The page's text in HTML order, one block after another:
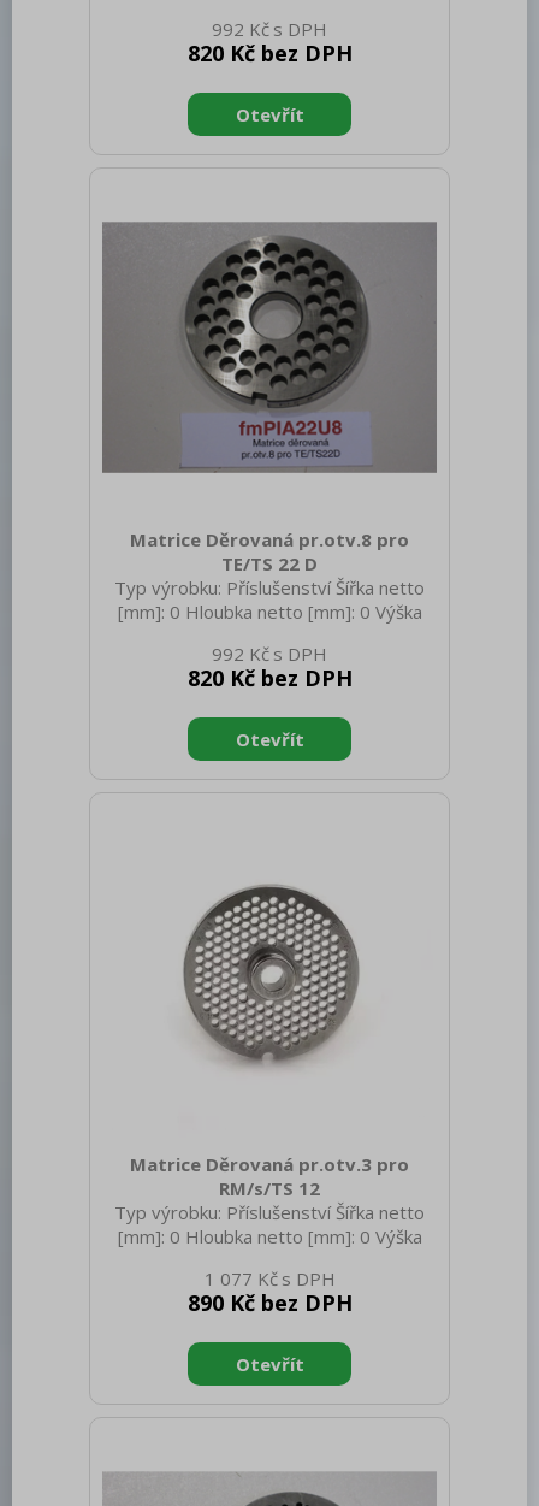
992 Kč
820 Kč bez DPH
Matrice Děrovaná pr.otv.8 pro
TE/TS 22 D
Typ výrobku: Příslušenství Šířka netto
[mm]: 0 Hloubka netto [mm]: 0 Výška
Hmotnost brutto [kg]: 0.28
992 Kč
820 Kč bez DPH
Matrice Děrovaná pr.otv.3 pro
RM/s/TS 12
Typ výrobku: Příslušenství Šířka netto
[mm]: 0 Hloubka netto [mm]: 0 Výška
Hmotnost brutto [kg]: 0.60
1 077 Kč
890 Kč bez DPH